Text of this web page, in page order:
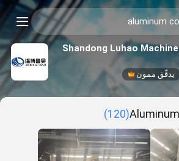
Shandong Luhao
يدقّق ممون
(120)